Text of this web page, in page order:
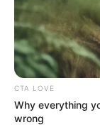
CTA LOVE
Why everything
wrong